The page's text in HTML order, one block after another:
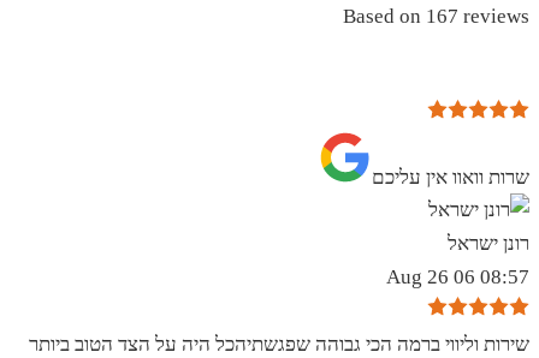
Based on 167 reviews
שרות וואוו אין עליכם
רונן ישראל
08:57 06 Aug 26
שירות וליווי ברמה הכי גבוהה שפגשתיהכל היה על הצד הטוב ביותר